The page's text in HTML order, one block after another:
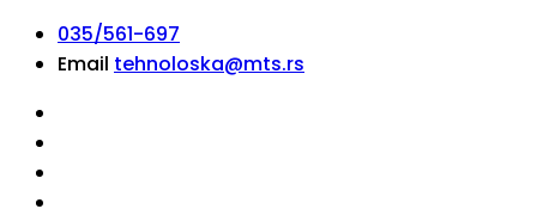
035/561-697
Email tehnoloska@mts.rs